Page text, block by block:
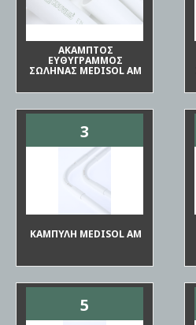
ΑΚΑΜΠΤΟΣ
ΕΥΘΥΓΡΑΜΜΟΣ
ΣΩΛΗΝΑΣ MEDISOL AM
3
ΚΑΜΠΥΛΗ MEDISOL AM
5